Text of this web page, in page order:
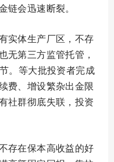
会迅速断裂。
实体生产厂区，不存
无第三方监管托管，
。等大批投资者完成
费、增设繁杂出金限
社群彻底失联，投资
存在保本高收益的好